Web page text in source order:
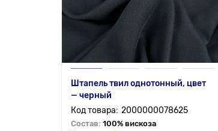
Штапель твил однотонный, цвет
— черный
2000000078625
Состав: 100% вискоза